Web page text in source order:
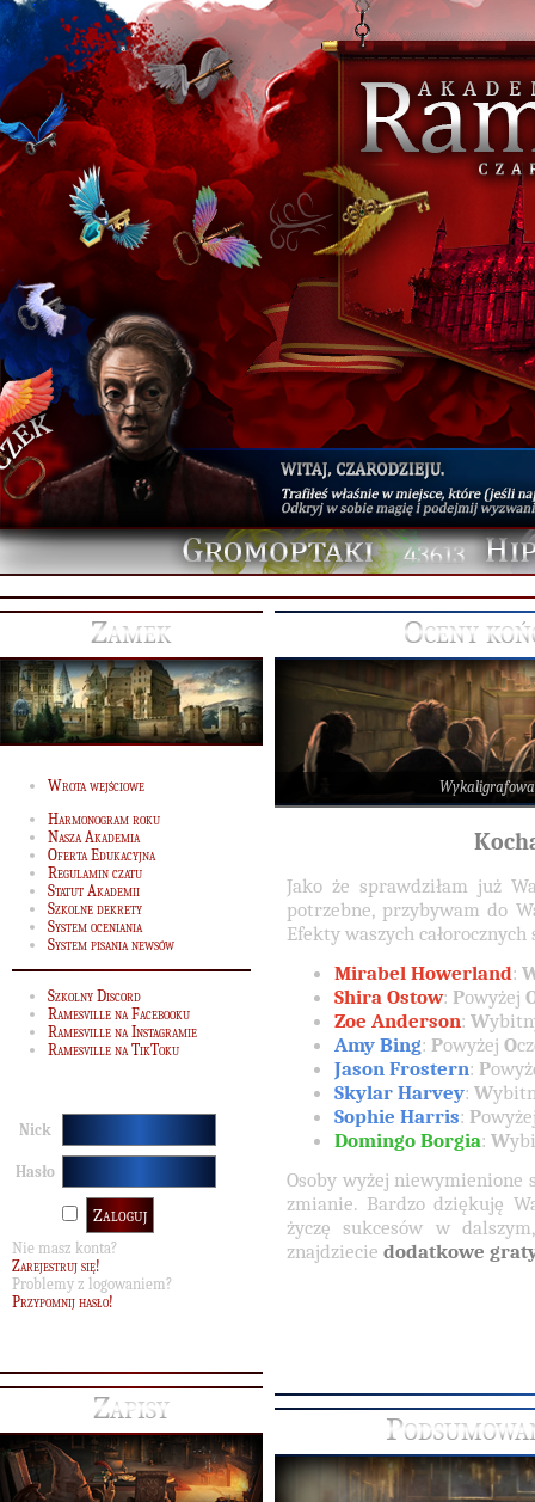
43613
Zamek
Wrota wejściowe
Harmonogram roku
Nasza Akademia
Oferta Edukacyjna
Regulamin czatu
Statut Akademii
Szkolne dekrety
System oceniania
System pisania newsów
Szkolny Discord
Ramesville na Facebooku
Ramesville na Instagramie
Ramesville na TikToku
Nick
Hasło
Nie masz konta?
Zarejestruj się!
Problemy z logowaniem?
Przypomnij hasło!
Zapisy
Oceny
Jako że sprawdziłam już
potrzebne, przybywam do
Efekty waszych
Mirabel Howerland:
Shira Ostow: Powyżej
Zoe Anderson: W
Amy Bing: Powyżej O
Jason Frostern: P
Skylar Harvey: W
Sophie Harris: P
Domingo Borgia: W
Osoby wyżej niewymienione
zmianie. Bardzo dziękuję
życzę sukcesów w
znajdziecie dodatkowe